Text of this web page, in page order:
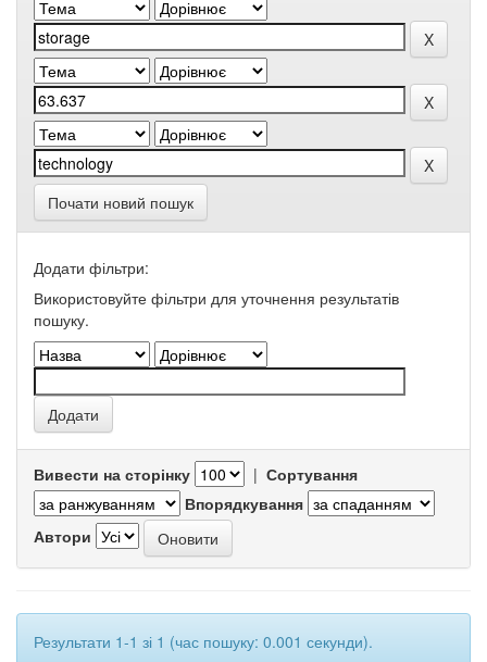
Почати новий пошук
Додати фільтри:
Використовуйте фільтри для уточнення результатів
пошуку.
Вивести на сторінку | Сортування
Впорядкування
Автори
Результати 1-1 зі 1 (час пошуку: 0.001 секунди).